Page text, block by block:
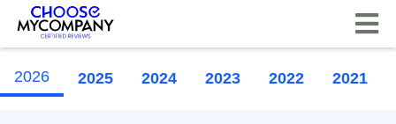
2026 2025 2024 2023 2022 2021
Pannello di gestione dei cookies